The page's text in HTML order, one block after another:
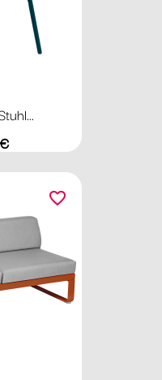
favorite_border